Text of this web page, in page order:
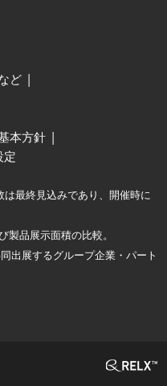
ど
本方針
定
最終見込みであり、開催時に
品展示面積の比較。
出展するグループ企業・パート